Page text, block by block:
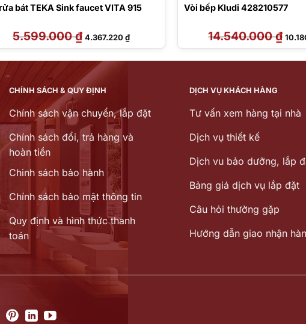
bát TEKA Sink faucet VITA 915
5.599.000₫ Giá
gốc
là:
4.367.220₫Giá
hiện
tại
4.367.220 ₫.
Vòi bếp Kludi 428210577
14.540.000₫ Giá
gốc
là:
CHÍNH SÁCH & QUY ĐỊNH
Chính sách vận chuyển, lắp đặt
Chính sách đổi, trả hàng và
hoàn tiền
Chinh sách bảo hành
Chính sách bảo mật thông tin
Quy định và hình thức thanh
toán
DỊCH VỤ KHÁCH HÀNG
Tư vấn xem hàng tại nhà
Dịch vụ thiết kế
Dịch vu bảo dưỡng, lắp
Bảng giá dịch vụ lắp đặt
Câu hỏi thường gặp
Hướng dẫn giao nhận